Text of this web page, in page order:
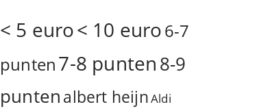
< 5 euro< 10 euro6-7
punten7-8 punten8-9
puntenalbert heijnAldi